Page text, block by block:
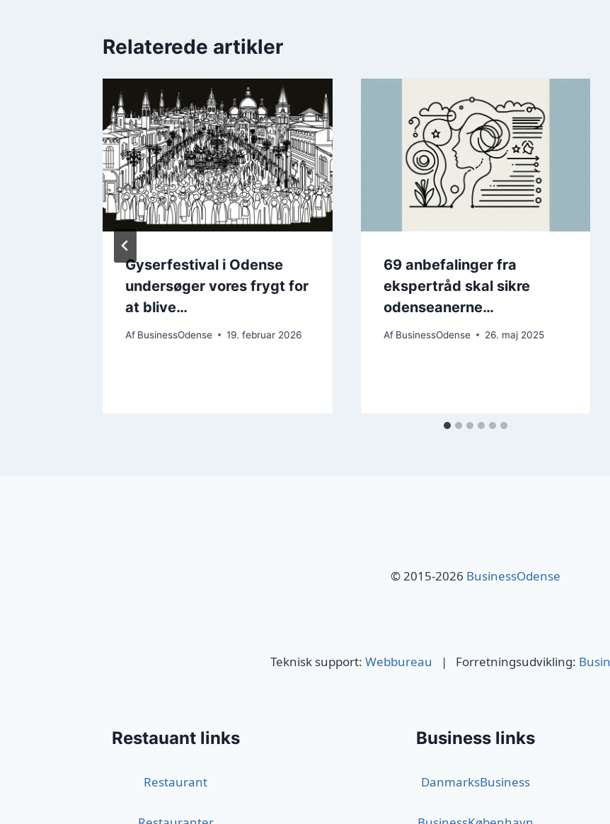
Relaterede artikler
Gyserfestival i Odense
undersøger vores frygt for
at blive…
Af BusinessOdense 19. februar 2026
69 anbefalinger fra
ekspertråd skal sikre
odenseanerne…
Af BusinessOdense 26. maj 2025
© 2015-2026 BusinessOdense
Teknisk support: Webbureau | Forretningsudvikling:
Restauant links
Restaurant
Business links
DanmarksBusiness